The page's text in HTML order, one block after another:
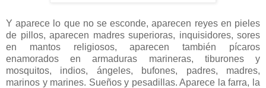
Y aparece lo que no se esconde, aparecen reyes en pieles
de pillos, aparecen madres superioras, inquisidores, sores
en mantos religiosos, aparecen también pícaros
enamorados en armaduras marineras, tiburones y
mosquitos, indios, ángeles, bufones, padres, madres,
marinos y marines. Sueños y pesadillas. Aparece la farra, la